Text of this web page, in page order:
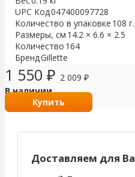
UPC Код047400097728
Количество в упаковке 108 г.
Размеры, см 14.2 × 6.6 × 2.5
Количество 164
БрендGillette
1 550 ₽ 2 009 ₽
В наличии
Купить
Доставляем для